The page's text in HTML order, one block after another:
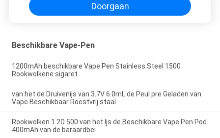
Doorgaan
Beschikbare Vape-Pen
1200mAh beschikbare Vape Pen Stainless Steel 1500
Rookwolkene sigaret
van het de Druivenijs van 3.7V 6.0mL de Peul pre Geladen van
Vape Beschikbaar Roestvrij staal
Rookwolken 1.2Ω 500 van het Ijs de Beschikbare Vape Pen Pod
400mAh van de baraardbei